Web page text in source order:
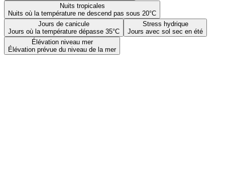
Nuits tropicales
Nuits où la température ne descend pas sous 20°C
Jours de canicule
Jours où la température dépasse 35°C
Stress hydrique
Jours avec sol sec en été
Élévation niveau mer
Élévation prévue du niveau de la mer